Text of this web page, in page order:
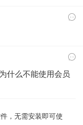
什么不能使用会员
，无需安装即可使